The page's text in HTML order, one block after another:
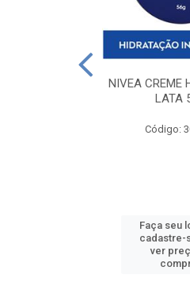
NIVEA CREME
LATA
Código:
Faça seu
cadastre-
ver